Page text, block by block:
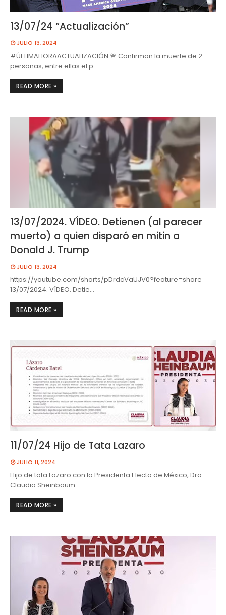
13/07/24 “Actualización”
JULIO 13, 2024
#ÚLTIMAHORAACTUALIZACIÓN 🚨 Confirman la muerte de 2
personas, entre ellas el p…
READ MORE »
13/07/2024. VÍDEO. Detienen (al parecer
muerto) a quien disparó en mitin a
Donald J. Trump
JULIO 13, 2024
https://youtube.com/shorts/pDrdcVaUJV0?feature=share
13/07/2024. VÍDEO. Detie…
READ MORE »
11/07/24 Hijo de Tata Lazaro
JULIO 11, 2024
Hijo de tata Lazaro con la Presidenta Electa de México, Dra.
Claudia Sheinbaum.…
READ MORE »